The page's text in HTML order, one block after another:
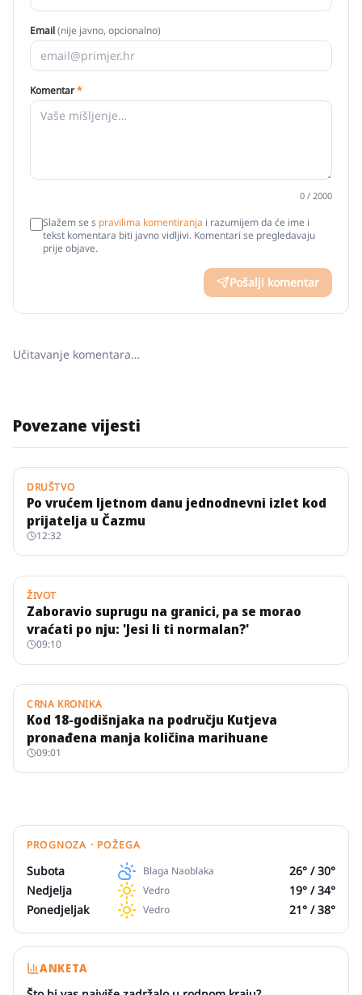
Email(nije javno, opcionalno)
Komentar*
0 / 2000
Slažem se s pravilima komentiranja i razumijem da će ime i
tekst komentara biti javno vidljivi. Komentari se pregledavaju
prije objave.
Pošalji komentar
Učitavanje komentara…
Povezane vijesti
DRUŠTVO
Po vrućem ljetnom danu jednodnevni izlet kod
prijatelja u Čazmu
12:32
ŽIVOT
Zaboravio suprugu na granici, pa se morao
vraćati po nju: 'Jesi li ti normalan?'
09:10
CRNA KRONIKA
Kod 18-godišnjaka na području Kutjeva
pronađena manja količina marihuane
09:01
PROGNOZA · POŽEGA
Subota Blaga Naoblaka 26° /30°
Nedjelja
Vedro 19° /34°
Ponedjeljak
Vedro 21° /38°
ANKETA